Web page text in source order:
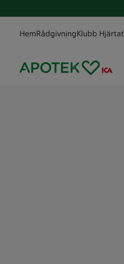
HemRådgivningKlubb Hjärtat